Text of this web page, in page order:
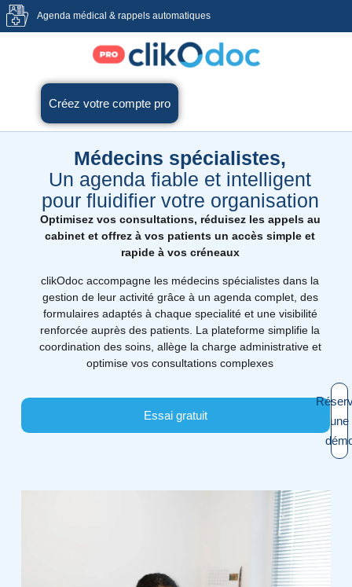
Agenda médical & rappels automatiques
Créez votre compte pro
Médecins spécialistes,
Un agenda fiable et intelligent
pour fluidifier votre organisation
Optimisez vos consultations, réduisez les appels au
cabinet et offrez à vos patients un accès simple et
rapide à vos créneaux
clikOdoc accompagne les médecins spécialistes dans la
gestion de leur activité grâce à un agenda complet, des
formulaires adaptés à chaque specialité et une visibilité
renforcée auprès des patients. La plateforme simplifie la
coordination des soins, allège la charge administrative et
optimise vos consultations complexes
Essai gratuit
une